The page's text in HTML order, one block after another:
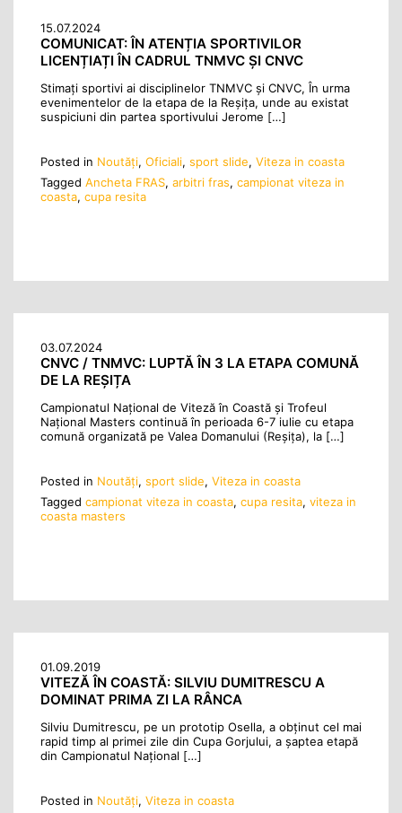
15.07.2024
COMUNICAT: ÎN ATENȚIA SPORTIVILOR
LICENȚIAȚI ÎN CADRUL TNMVC ȘI CNVC
Stimați sportivi ai disciplinelor TNMVC și CNVC, În urma
evenimentelor de la etapa de la Reșița, unde au existat
suspiciuni din partea sportivului Jerome […]
Posted in Noutăţi, Oficiali, sport slide, Viteza in coasta
Tagged Ancheta FRAS, arbitri fras, campionat viteza in
coasta, cupa resita
03.07.2024
CNVC / TNMVC: LUPTĂ ÎN 3 LA ETAPA COMUNĂ
DE LA REȘIȚA
Campionatul Național de Viteză în Coastă și Trofeul
Național Masters continuă în perioada 6-7 iulie cu etapa
comună organizată pe Valea Domanului (Reșița), la […]
Posted in Noutăţi, sport slide, Viteza in coasta
Tagged campionat viteza in coasta, cupa resita, viteza in
coasta masters
01.09.2019
VITEZĂ ÎN COASTĂ: SILVIU DUMITRESCU A
DOMINAT PRIMA ZI LA RÂNCA
Silviu Dumitrescu, pe un prototip Osella, a obținut cel mai
rapid timp al primei zile din Cupa Gorjului, a șaptea etapă
din Campionatul Național […]
Posted in Noutăţi, Viteza in coasta